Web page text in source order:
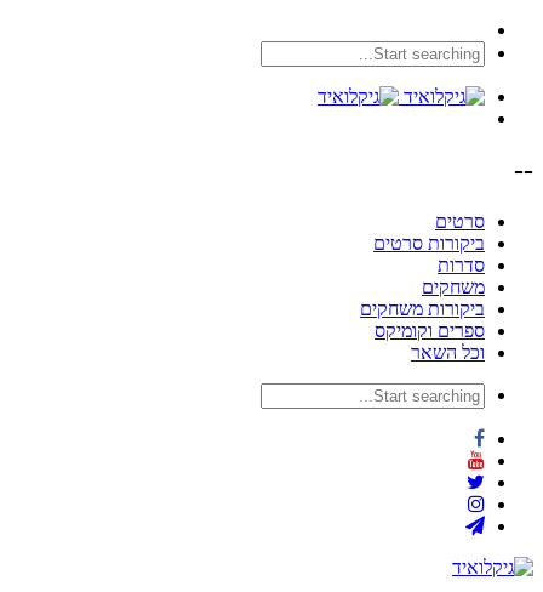
--
סרטים
ביקורות סרטים
סדרות
משחקים
ביקורות משחקים
ספרים וקומיקס
וכל השאר